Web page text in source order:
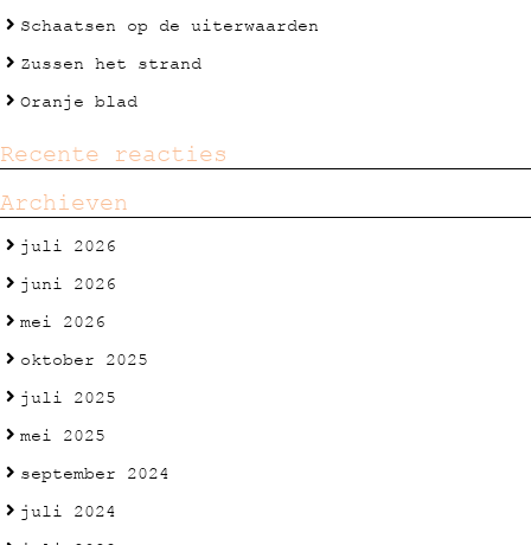
Schaatsen op de uiterwaarden
Zussen het strand
Oranje blad
Recente reacties
Archieven
juli 2026
juni 2026
mei 2026
oktober 2025
juli 2025
mei 2025
september 2024
juli 2024